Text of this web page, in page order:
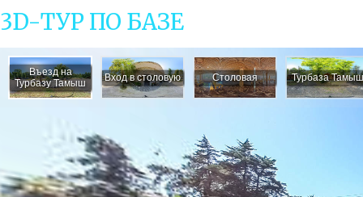
3D-ТУР ПО БАЗЕ